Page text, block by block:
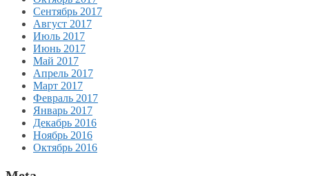
Сентябрь 2017
Август 2017
Июль 2017
Июнь 2017
Май 2017
Апрель 2017
Март 2017
Февраль 2017
Январь 2017
Декабрь 2016
Ноябрь 2016
Октябрь 2016